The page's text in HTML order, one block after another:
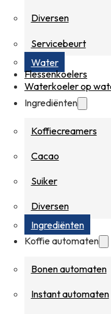
Diversen
Servicebeurt
Water
Flessenkoelers
Waterkoeler op
Ingrediënten
Koffiecreamers
Cacao
Suiker
Diversen
Ingrediënten
Koffie automaten
Bonen automaten
Instant automaten